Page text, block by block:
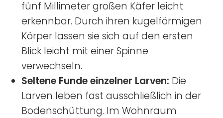
fünf Millimeter großen Käfer leicht
erkennbar. Durch ihren kugelförmigen
Körper lassen sie sich auf den ersten
Blick leicht mit einer Spinne
verwechseln.
Seltene Funde einzelner Larven: Die
Larven leben fast ausschließlich in der
Bodenschüttung. Im Wohnraum